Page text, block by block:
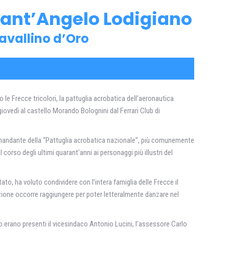
Lodigiano
d’Oro
Frecce tricolori, la pattuglia acrobatica dell’aeronautica
al castello Morando Bolognini dal Ferrari Club di
della “Pattuglia acrobatica nazionale”, più comunemente
degli ultimi quarant’anni ai personaggi più illustri del
ha voluto condividere con l’intera famiglia delle Frecce il
occorre raggiungere per poter letteralmente danzare nel
presenti il vicesindaco Antonio Lucini, l’assessore Carlo